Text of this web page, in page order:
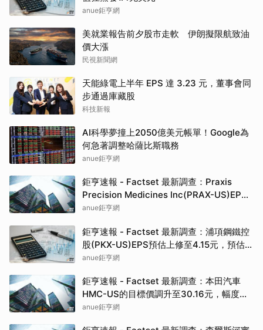
anue鉅亨網
美就業報告前夕股市走軟 伊朗擬限航致油
價大漲
民視新聞網
天能綠電上半年 EPS 達 3.23 元，董事會同
步通過庫藏股
科技新報
AI科學夢撞上2050億美元帳單！Google為
何急著調整哈薩比斯職務
anue鉅亨網
鉅亨速報 - Factset 最新調查：Praxis
Precision Medicines Inc(PRAX-US)EPS
預估上修至-14.21元，預估目標價為550.00
anue鉅亨網
鉅亨速報 - Factset 最新調查：浦項鋼鐵控
股(PKX-US)EPS預估上修至4.15元，預估目
標價為81.50元
anue鉅亨網
鉅亨速報 - Factset 最新調查：本田汽車
HMC-US的目標價調升至30.16元，幅度約
3.26%
anue鉅亨網